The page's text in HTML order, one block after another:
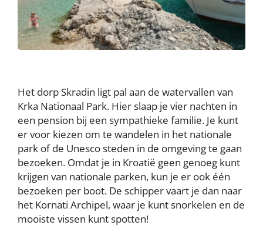
Het dorp Skradin ligt pal aan de watervallen van
Krka Nationaal Park. Hier slaap je vier nachten in
een pension bij een sympathieke familie. Je kunt
er voor kiezen om te wandelen in het nationale
park of de Unesco steden in de omgeving te gaan
bezoeken. Omdat je in Kroatië geen genoeg kunt
krijgen van nationale parken, kun je er ook één
bezoeken per boot. De schipper vaart je dan naar
het Kornati Archipel, waar je kunt snorkelen en de
mooiste vissen kunt spotten!